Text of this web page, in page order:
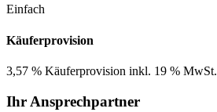
Einfach
Käuferprovision
3,57 % Käuferprovision inkl. 19 % MwSt.
Ihr Ansprechpartner